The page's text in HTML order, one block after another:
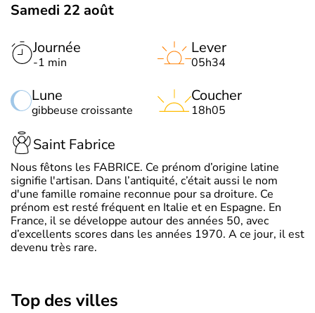
Samedi 22 août
Journée
-1 min
Lune
gibbeuse croissante
Lever
05h34
Coucher
18h05
Saint Fabrice
Nous fêtons les FABRICE. Ce prénom d’origine latine
signifie l'artisan. Dans l’antiquité, c’était aussi le nom
d'une famille romaine reconnue pour sa droiture. Ce
prénom est resté fréquent en Italie et en Espagne. En
France, il se développe autour des années 50, avec
d’excellents scores dans les années 1970. A ce jour, il est
devenu très rare.
Top des villes